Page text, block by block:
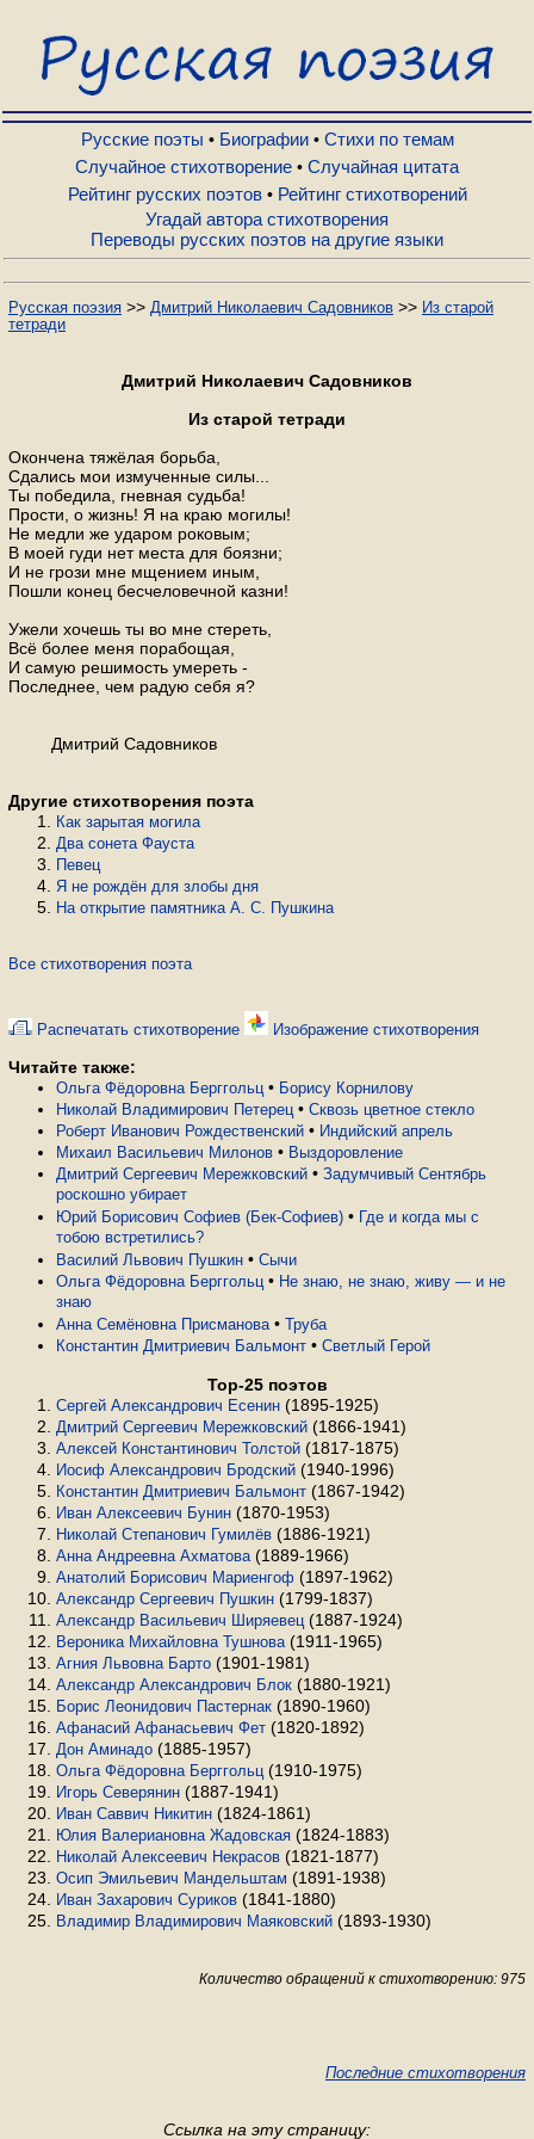
Русские поэты
Биографии
Стихи по темам
Случайное стихотворение
Рейтинг русских поэтов
Рейтинг стихотворений
Русские поэты • Биографии• Стихи по темам
Случайное стихотворение • Случайная цитата
Рейтинг русских поэтов• Рейтинг стихотворений
Угадай автора стихотворения
Переводы русских поэтов на другие языки
Русская поэзия >> Дмитрий Николаевич Садовников >> Из старой
тетради
Дмитрий Николаевич Садовников
Из старой тетради
Окончена тяжёлая борьба,
Сдались мои измученные силы...
Ты победила, гневная судьба!
Прости, о жизнь! Я на краю могилы!
Не медли же ударом роковым;
В моей гуди нет места для боязни;
И не грози мне мщением иным,
Пошли конец бесчеловечной казни!
Ужели хочешь ты во мне стереть,
Всё более меня порабощая,
И самую решимость умереть -
Последнее, чем радую себя я?
Дмитрий Садовников
Другие стихотворения поэта
Как зарытая могила
Два сонета Фауста
Певец
Я не рождён для злобы дня
На открытие памятника А. С. Пушкина
Все стихотворения поэта
Распечатать стихотворение Изображение стихотворения
Читайте также:
Ольга Фёдоровна Берггольц • Борису Корнилову
Николай Владимирович Петерец • Сквозь цветное стекло
Роберт Иванович Рождественский • Индийский апрель
Михаил Васильевич Милонов • Выздоровление
Дмитрий Сергеевич Мережковский • Задумчивый Сентябрь
роскошно убирает
Юрий Борисович Софиев (Бек-Софиев) • Где и когда мы с
тобою встретились?
Василий Львович Пушкин • Сычи
Ольга Фёдоровна Берггольц • Не знаю, не знаю, живу — и не
знаю
Анна Семёновна Присманова • Труба
Константин Дмитриевич Бальмонт • Светлый Герой
Top-25 поэтов
Сергей Александрович Есенин (1895-1925)
Дмитрий Сергеевич Мережковский (1866-1941)
Алексей Константинович Толстой (1817-1875)
Иосиф Александрович Бродский (1940-1996)
Константин Дмитриевич Бальмонт (1867-1942)
Иван Алексеевич Бунин (1870-1953)
Николай Степанович Гумилёв (1886-1921)
Анна Андреевна Ахматова (1889-1966)
Анатолий Борисович Мариенгоф (1897-1962)
Александр Сергеевич Пушкин (1799-1837)
Александр Васильевич Ширяевец (1887-1924)
Вероника Михайловна Тушнова (1911-1965)
Агния Львовна Барто (1901-1981)
Александр Александрович Блок (1880-1921)
Борис Леонидович Пастернак (1890-1960)
Афанасий Афанасьевич Фет (1820-1892)
Дон Аминадо (1885-1957)
Ольга Фёдоровна Берггольц (1910-1975)
Игорь Северянин (1887-1941)
Иван Саввич Никитин (1824-1861)
Юлия Валериановна Жадовская (1824-1883)
Николай Алексеевич Некрасов (1821-1877)
Осип Эмильевич Мандельштам (1891-1938)
Иван Захарович Суриков (1841-1880)
Владимир Владимирович Маяковский (1893-1930)
Количество обращений к стихотворению: 975
Последние стихотворения
Ссылка на эту страницу: